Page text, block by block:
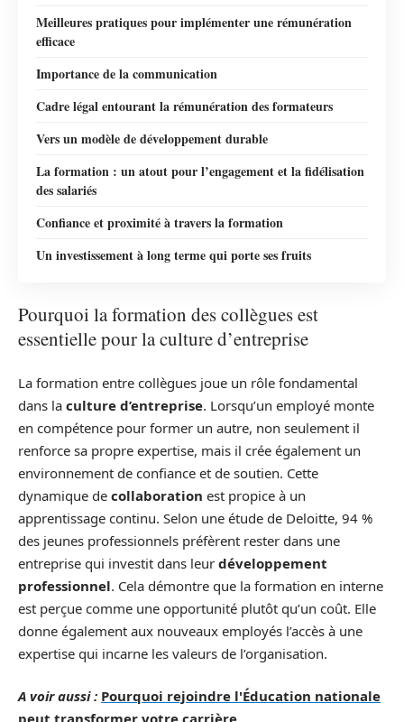
Meilleures pratiques pour implémenter une rémunération
efficace
Importance de la communication
Cadre légal entourant la rémunération des formateurs
Vers un modèle de développement durable
La formation : un atout pour l’engagement et la fidélisation
des salariés
Confiance et proximité à travers la formation
Un investissement à long terme qui porte ses fruits
Pourquoi la formation des collègues est
essentielle pour la culture d’entreprise
La formation entre collègues joue un rôle fondamental
dans la culture d’entreprise. Lorsqu’un employé monte
en compétence pour former un autre, non seulement il
renforce sa propre expertise, mais il crée également un
environnement de confiance et de soutien. Cette
dynamique de collaboration est propice à un
apprentissage continu. Selon une étude de Deloitte, 94 %
des jeunes professionnels préfèrent rester dans une
entreprise qui investit dans leur développement
professionnel. Cela démontre que la formation en interne
est perçue comme une opportunité plutôt qu’un coût. Elle
donne également aux nouveaux employés l’accès à une
expertise qui incarne les valeurs de l’organisation.
A voir aussi : Pourquoi rejoindre l'Éducation nationale
peut transformer votre carrière